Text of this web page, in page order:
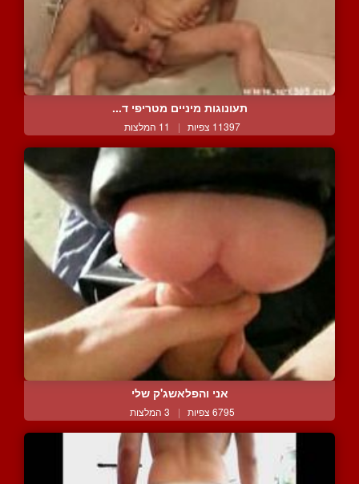
תעונוגות מיניים מטריפי ד...
11397 צפיות | 11 המלצות
אני והפלאשג'ק שלי
6795 צפיות | 3 המלצות